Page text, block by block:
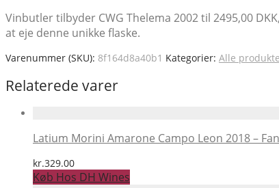
Vinbutler tilbyder CWG Thelema 2002 til 2495,00
at eje denne unikke flaske.
Varenummer (SKU): 8f164d8a40b1 Kategorier: Alle
Relaterede varer
Latium Morini Amarone Campo Leon 2018 –
kr.329.00
Køb Hos DH Wines